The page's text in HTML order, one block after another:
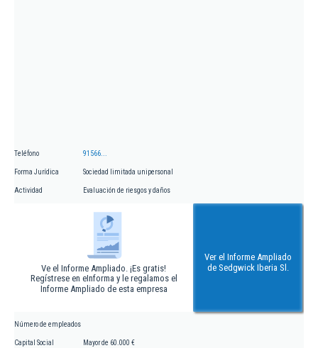
Teléfono 91566...
Forma Jurídica Sociedad limitada unipersonal
Actividad Evaluación de riesgos y daños
Ve el Informe Ampliado. ¡Es gratis!
Regístrese en eInforma y le regalamos el
Informe Ampliado de esta empresa
Ver el Informe Ampliado
de Sedgwick Iberia Sl.
Número de empleados
Capital Social Mayor de 60.000 €